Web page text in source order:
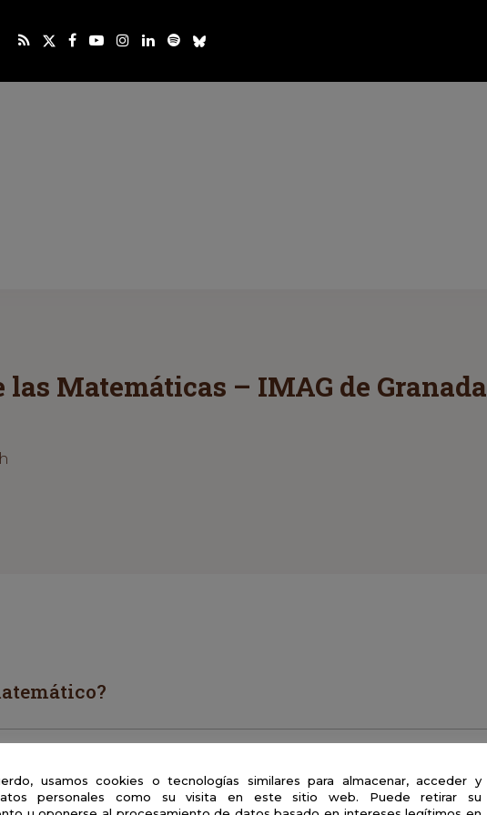
Matemáticas – IMAG de Granada
ayudar a la gente?
usamos cookies o tecnologías similares para almacenar, acceder y
personales como su visita en este sitio web. Puede retirar su